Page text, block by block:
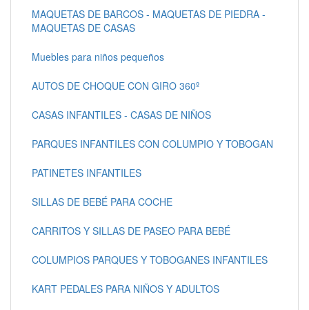
MAQUETAS DE BARCOS - MAQUETAS DE PIEDRA -
MAQUETAS DE CASAS
Muebles para niños pequeños
AUTOS DE CHOQUE CON GIRO 360º
CASAS INFANTILES - CASAS DE NIÑOS
PARQUES INFANTILES CON COLUMPIO Y TOBOGAN
PATINETES INFANTILES
SILLAS DE BEBÉ PARA COCHE
CARRITOS Y SILLAS DE PASEO PARA BEBÉ
COLUMPIOS PARQUES Y TOBOGANES INFANTILES
KART PEDALES PARA NIÑOS Y ADULTOS